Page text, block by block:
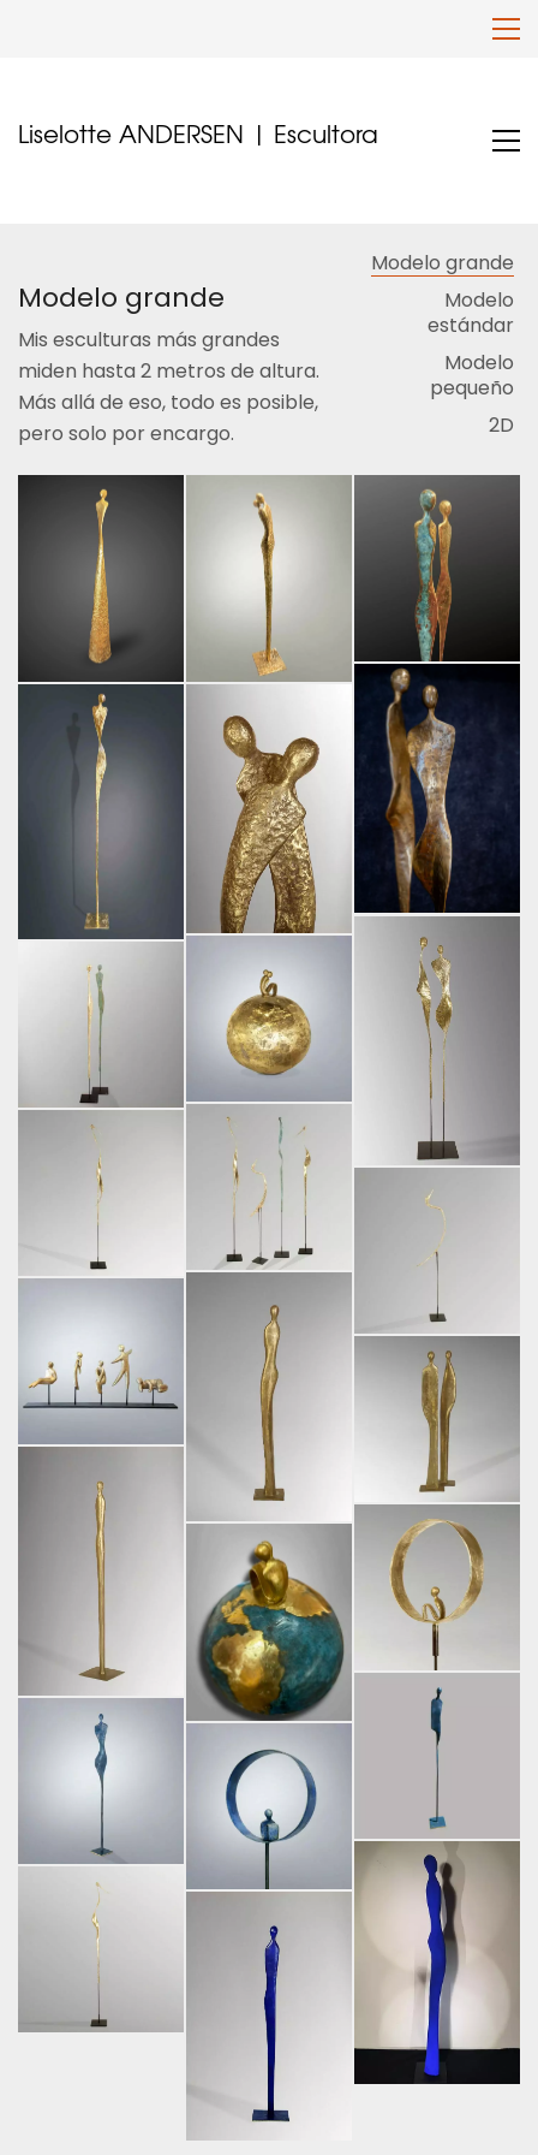
Liselotte ANDERSEN | Escultora
Modelo grande
Mis esculturas más grandes
miden hasta 2 metros de altura.
Más allá de eso, todo es posible,
pero solo por encargo.
Modelo grande
Modelo
estándar
Modelo
pequeño
2D